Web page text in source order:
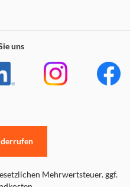
uns
Mehrwertsteuer. ggf.